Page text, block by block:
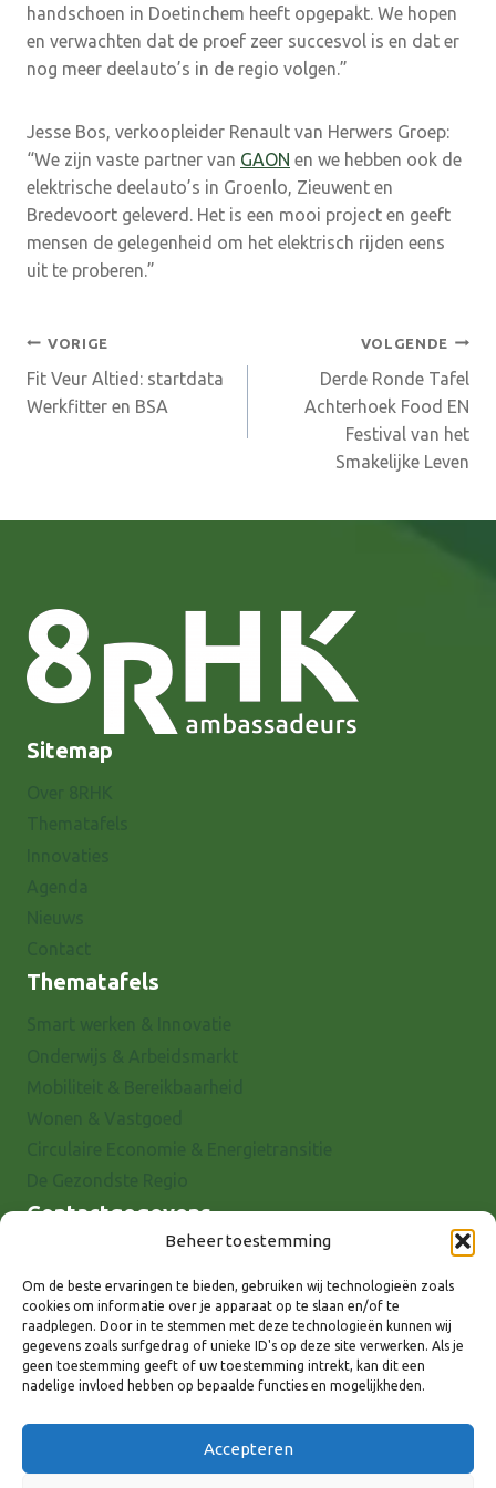
Beheer toestemming
Om de beste ervaringen te bieden, gebruiken wij technologieën zoals
cookies om informatie over je apparaat op te slaan en/of te
raadplegen. Door in te stemmen met deze technologieën kunnen wij
gegevens zoals surfgedrag of unieke ID's op deze site verwerken. Als je
geen toestemming geeft of uw toestemming intrekt, kan dit een
nadelige invloed hebben op bepaalde functies en mogelijkheden.
Accepteren
handschoen in Doetinchem heeft opgepakt. We hopen
en verwachten dat de proef zeer succesvol is en dat er
nog meer deelauto’s in de regio volgen.”
Jesse Bos, verkoopleider Renault van Herwers Groep:
“We zijn vaste partner van GAON en we hebben ook de
elektrische deelauto’s in Groenlo, Zieuwent en
Bredevoort geleverd. Het is een mooi project en geeft
mensen de gelegenheid om het elektrisch rijden eens
uit te proberen.”
Bericht
navigatie
VORIGE
Fit Veur Altied: startdata
Werkfitter en BSA
VOLGENDE
Derde Ronde Tafel
Achterhoek Food EN
Festival van het
Smakelijke Leven
Sitemap
Thematafels
Contactgegevens
7001 EX Doetinchem
E-mail: info@8rhk.nl
Telefoonnummers
Privacyverklaring